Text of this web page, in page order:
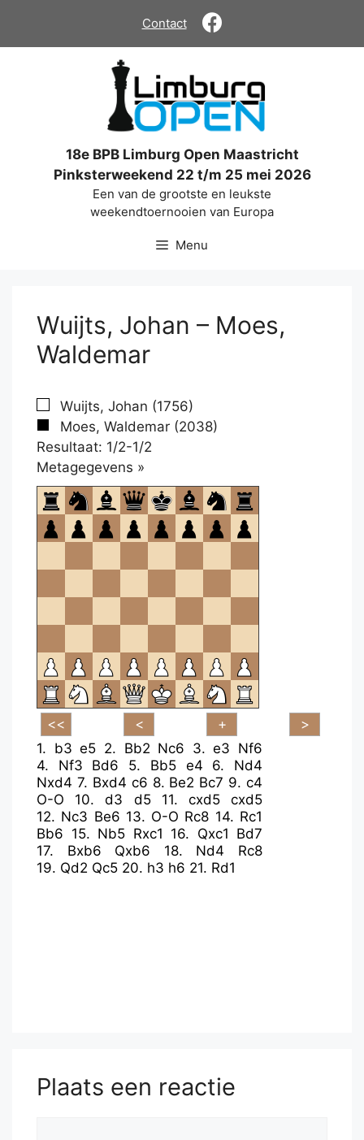
de
Contact
18e BPB Limburg Open Maastricht
Pinksterweekend 22 t/m 25 mei 2026
Een van de grootste en leukste
weekendtoernooien van Europa
Menu
Wuijts, Johan – Moes,
Waldemar
Wuijts, Johan (1756)
Moes, Waldemar (2038)
Resultaat: 1/2-1/2
Metagegevens »
om
te
openen.
1. b3 e5 2. Bb2 Nc6 3.e3 Nf6
4. Nf3 Bd6 5. Bb5 e4 6. Nd4
Nxd4 7. Bxd4 c6 8. Be2 Bc7 9. c4
O-O
10.d3 d5 11. cxd5
cxd5
12. Nc3 Be6 13. O-O Rc8 14. Rc1
Bb6 15. Nb5 Rxc1 16. Qxc1 Bd7
17. Bxb6 Qxb6 18. Nd4
Rc8
19. Qd2 Qc5 20. h3 h6 21. Rd1
Plaats een reactie